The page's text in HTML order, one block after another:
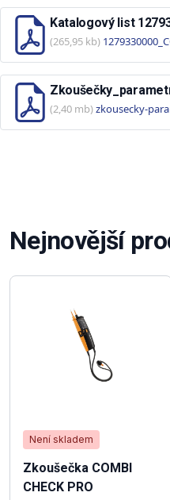
Katalogový list
(265,95 kb)
(2,40 mb)zkousecky-
Nejnovější
Není skladem
Zkoušečka COMBI
CHECK PRO